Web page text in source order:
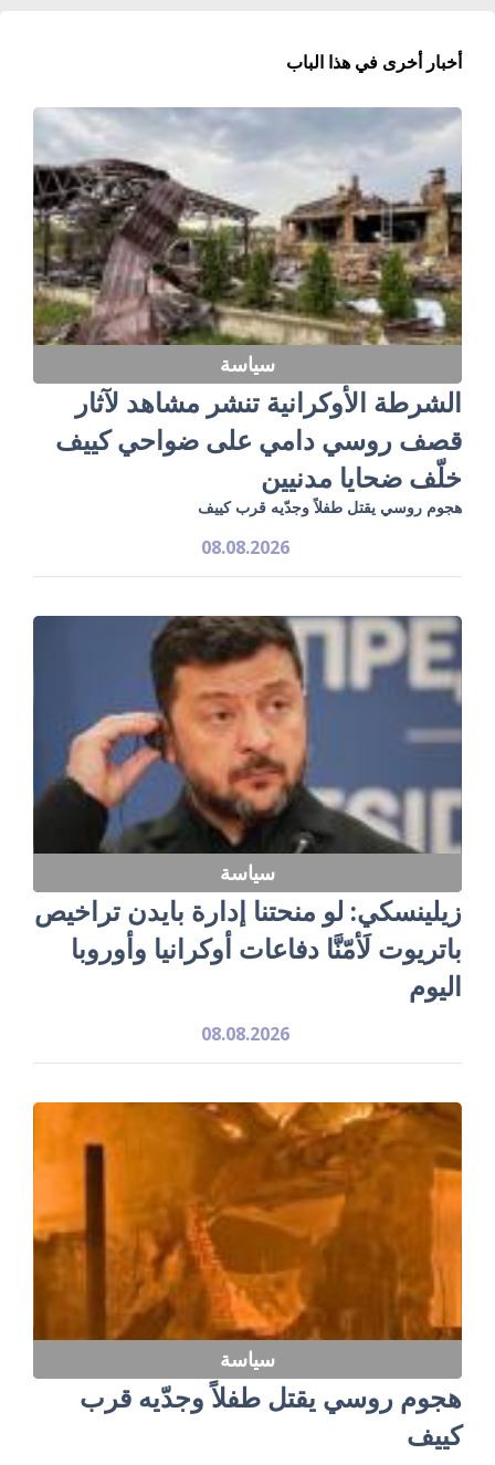
أخبار أخرى في هذا الباب
سياسة
الشرطة الأوكرانية تنشر مشاهد لآثار
قصف روسي دامي على ضواحي كييف
خلّف ضحايا مدنيين
هجوم روسي يقتل طفلاً وجدّيه قرب كييف
08.08.2026
سياسة
زيلينسكي: لو منحتنا إدارة بايدن تراخيص
باتريوت لَأمّنَّا دفاعات أوكرانيا وأوروبا
اليوم
08.08.2026
سياسة
هجوم روسي يقتل طفلاً وجدّيه قرب
كييف